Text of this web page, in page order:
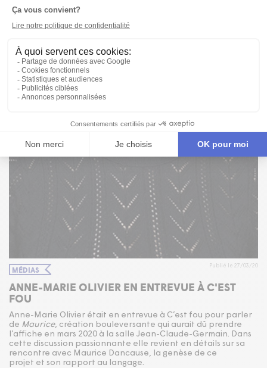
MÉDIAS Publié le 27/03/20
ANNE-MARIE OLIVIER EN ENTREVUE À C'EST
FOU
Anne-Marie Olivier était en entrevue à C’est fou pour parler
de Maurice, création bouleversante qui aurait dû prendre
l’affiche en mars 2020 à la salle Jean-Claude-Germain. Dans
cette discussion passionnante elle revient en détails sur sa
rencontre avec Maurice Dancause, la genèse de ce
projet et son rapport au langage.